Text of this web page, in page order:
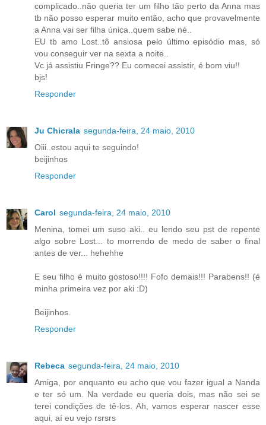
complicado..não queria ter um filho tão perto da Anna mas
tb não posso esperar muito então, acho que provavelmente
a Anna vai ser filha única..quem sabe né..
EU tb amo Lost..tô ansiosa pelo último episódio mas, só
vou conseguir ver na sexta a noite..
Vc já assistiu Fringe?? Eu comecei assistir, é bom viu!!
bjs!
Responder
Ju Chicrala segunda-feira, 24 maio, 2010
Oiii..estou aqui te seguindo!
beijinhos
Responder
Carol segunda-feira, 24 maio, 2010
Menina, tomei um suso aki.. eu lendo seu pst de repente
algo sobre Lost... to morrendo de medo de saber o final
antes de ver... hehehhe
E seu filho é muito gostoso!!!! Fofo demais!!! Parabens!! (é
minha primeira vez por aki :D)
Beijinhos.
Responder
Rebeca segunda-feira, 24 maio, 2010
Amiga, por enquanto eu acho que vou fazer igual a Nanda
e ter só um. Na verdade eu queria dois, mas não sei se
terei condições de tê-los. Ah, vamos esperar nascer esse
aqui, aí eu vejo rsrsrs